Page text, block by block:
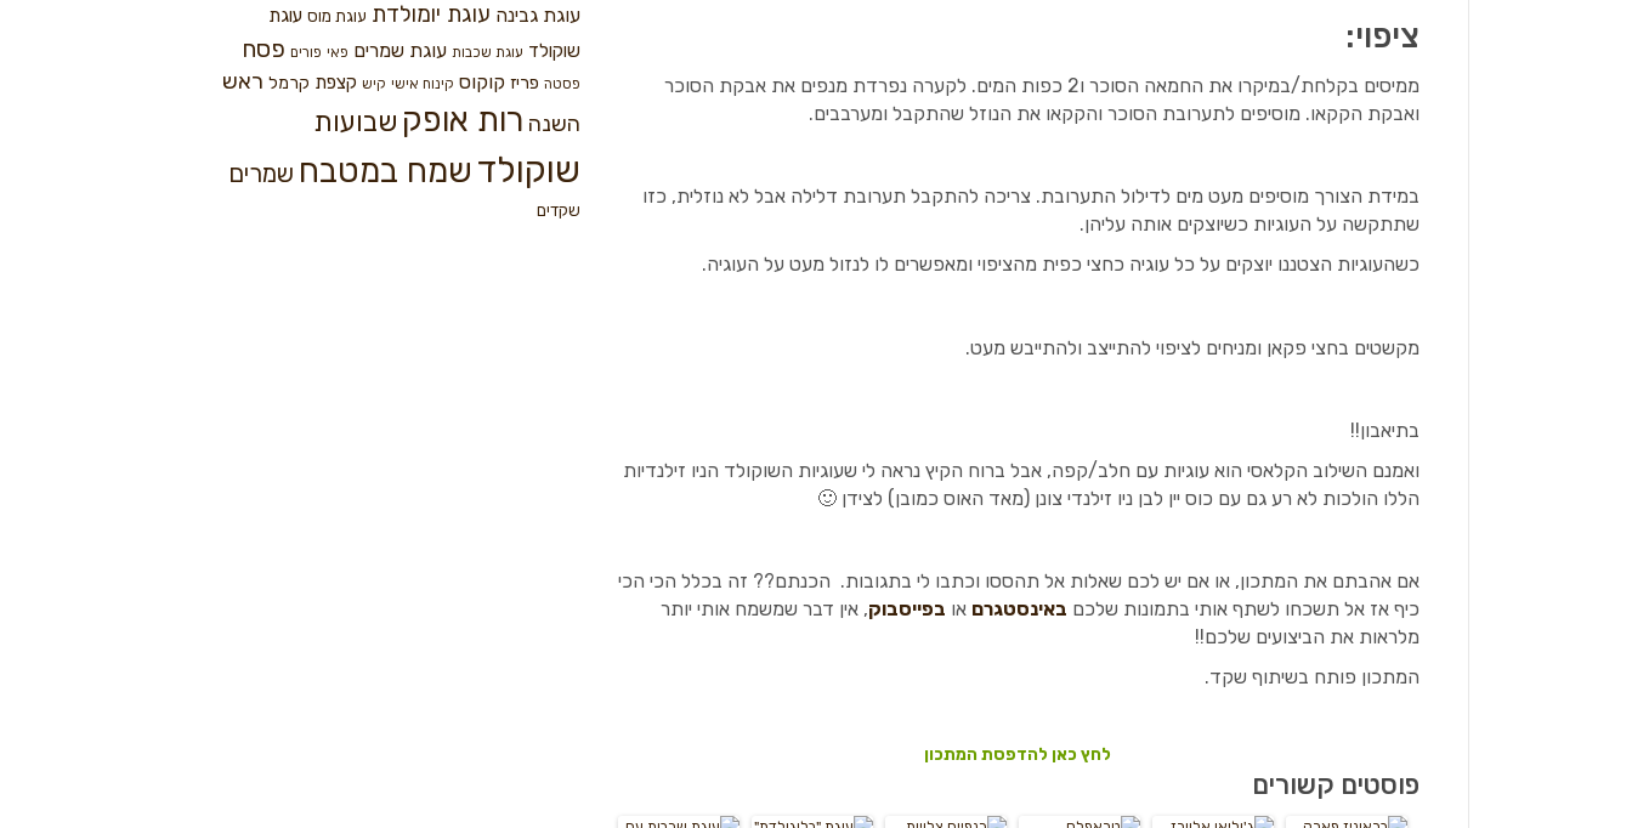
ציפוי:
ממיסים בקלחת/במיקרו את החמאה הסוכר ו2 כפות המים. לקערה נפרדת מנפים את אבקת הסוכר
ואבקת הקקאו. מוסיפים לתערובת הסוכר והקקאו את הנוזל שהתקבל ומערבבים.
במידת הצורך מוסיפים מעט מים לדילול התערובת. צריכה להתקבל תערובת דלילה אבל לא נוזלית, כזו
שתתקשה על העוגיות כשיוצקים אותה עליהן.
כשהעוגיות הצטננו יוצקים על כל עוגיה כחצי כפית מהציפוי ומאפשרים לו לנזול מעט על העוגיה.
מקשטים בחצי פקאן ומניחים לציפוי להתייצב ולהתייבש מעט.
בתיאבון!!
ואמנם השילוב הקלאסי הוא עוגיות עם חלב/קפה, אבל ברוח הקיץ נראה לי שעוגיות השוקולד הניו זילנדיות
הללו הולכות לא רע גם עם כוס יין לבן ניו זילנדי צונן (מאד האוס כמובן) לצידן 🙂
אם אהבתם את המתכון, או אם יש לכם שאלות אל תהססו וכתבו לי בתגובות. הכנתם?? זה בכלל הכי הכי
כיף אז אל תשכחו לשתף אותי בתמונות שלכם באינסטגרם או בפייסבוק, אין דבר שמשמח אותי יותר
מלראות את הביצועים שלכם!!
המתכון פותח בשיתוף שקד.
לחץ כאן להדפסת המתכון
פוסטים קשורים
עוגת גבינה עוגת יומולדת עוגת מוס עוגת
שוקולד עוגת שכבות עוגת שמרים פאי פורים פסח
פסטה פריז קוקוס קינוח אישי קיש קצפת קרמל ראש
השנה רות אופק שבועות
שוקולד שמח במטבח שמרים
שקדים